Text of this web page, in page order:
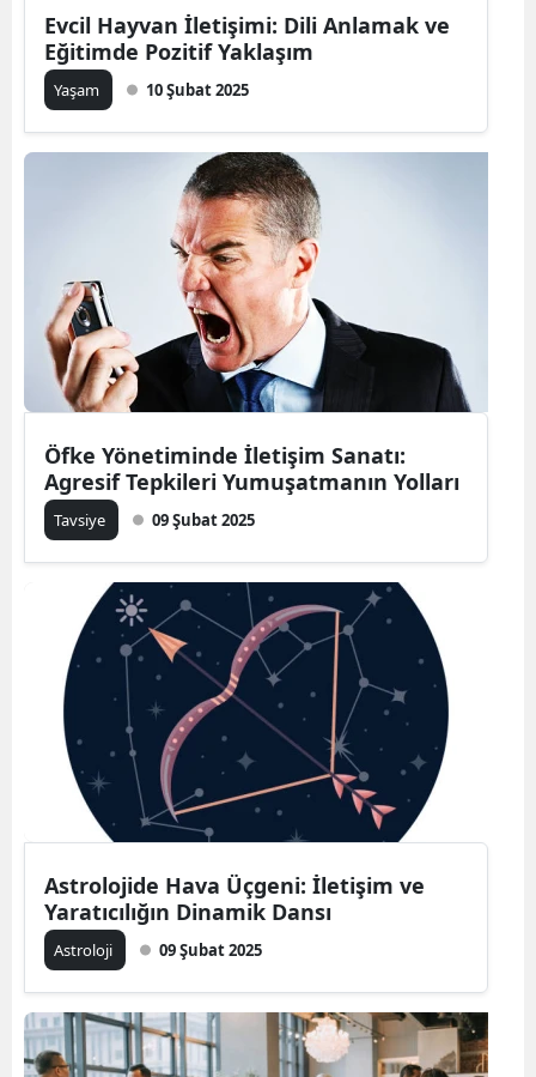
Mersin
İzmir
Kırklareli
Konya
Malatya
Manisa
Kahramanmaraş
Mardin
Muğla
Muş
Nevşehir
Rize
Sakarya
Evcil Hayvan İletişimi: Dili Anlamak ve
Eğitimde Pozitif Yaklaşım
Yaşam 10 Şubat 2025
Öfke Yönetiminde İletişim Sanatı:
Agresif Tepkileri Yumuşatmanın Yolları
Tavsiye 09 Şubat 2025
Astrolojide Hava Üçgeni: İletişim ve
Yaratıcılığın Dinamik Dansı
Astroloji 09 Şubat 2025